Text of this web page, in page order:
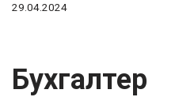
29.04.2024
Бухгалтер